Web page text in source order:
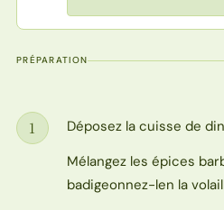
PRÉPARATION
Étape
1
Déposez la cuisse de
Mélangez les épices
badigeonnez-len la